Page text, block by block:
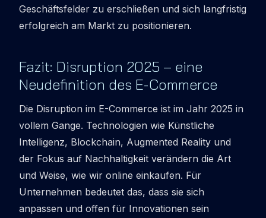
Geschäftsfelder zu erschließen und sich langfristig
erfolgreich am Markt zu positionieren.
Fazit: Disruption 2025 – eine
Neudefinition des E-Commerce
Die Disruption im E-Commerce ist im Jahr 2025 in
vollem Gange. Technologien wie Künstliche
Intelligenz, Blockchain, Augmented Reality und
der Fokus auf Nachhaltigkeit verändern die Art
und Weise, wie wir online einkaufen. Für
Unternehmen bedeutet das, dass sie sich
anpassen und offen für Innovationen sein